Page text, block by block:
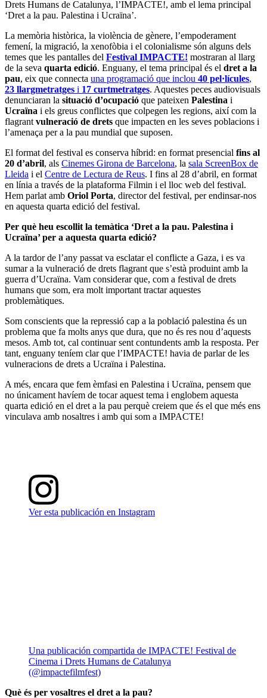
Drets Humans de Catalunya, l’IMPACTE!, amb el lema principal
‘Dret a la pau. Palestina i Ucraïna’.
La memòria històrica, la violència de gènere, l’empoderament
femení, la migració, la xenofòbia i el colonialisme són alguns dels
temes que les pantalles del Festival IMPACTE! mostraran al llarg
de la seva quarta edició. Enguany, el tema principal és el dret a la
pau, eix que connecta una programació que inclou 40 pel·lícules,
23 llargmetratges i 17 curtmetratges. Aquestes peces audiovisuals
denunciaran la situació d’ocupació que pateixen Palestina i
Ucraïna i els greus conflictes que colpegen les regions, així com la
flagrant vulneració de drets que impacten en les seves poblacions i
l’amenaça per a la pau mundial que suposen.
El format del festival es conserva híbrid: en format presencial fins al
20 d’abril, als Cinemes Girona de Barcelona, la sala ScreenBox de
Lleida i el Centre de Lectura de Reus. I fins al 28 d’abril, en format
en línia a través de la plataforma Filmin i el lloc web del festival.
Hem parlat amb Oriol Porta, director del festival, per endinsar-nos
en aquesta quarta edició del festival.
Per què heu escollit la temàtica ‘Dret a la pau. Palestina i
Ucraïna’ per a aquesta quarta edició?
A la tardor de l’any passat va esclatar el conflicte a Gaza, i es va
sumar a la vulneració de drets flagrant que s’està produint amb la
guerra d’Ucraïna. Vam considerar que, com a festival de drets
humans que som, era molt important tractar aquestes
problemàtiques.
Som conscients que la repressió cap a la població palestina és un
problema que fa molts anys que dura, que no és res nou d’aquests
mesos. Amb tot, cal continuar sent contundents amb la resposta. Per
tant, enguany teníem clar que l’IMPACTE! havia de parlar de les
vulneracions de drets a Ucraïna i Palestina.
A més, encara que fem èmfasi en Palestina i Ucraïna, pensem que
no únicament havíem de tocar aquest tema i englobem aquesta
quarta edició en el dret a la pau perquè creiem que és el que més ens
vinculava amb nosaltres i amb qui som a IMPACTE!
Ver esta publicación en Instagram
Una publicación compartida de IMPACTE! Festival de
Cinema i Drets Humans de Catalunya
(@impactefilmfest)
Què és per vosaltres el dret a la pau?